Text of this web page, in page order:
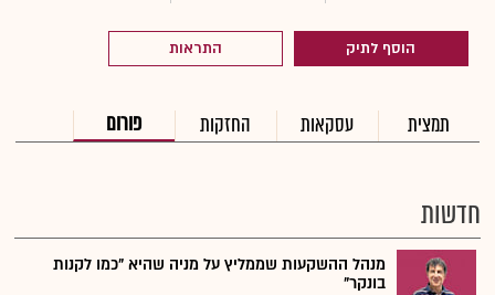
הוסף לתיק התראות
תמצית עסקאות החזקות פורום
חדשות
מנהל ההשקעות שממליץ על מניה שהיא "כמו לקנות
בונקר"